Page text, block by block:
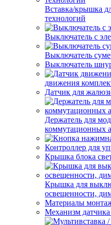
Вставка/крышка
технологий
Выключатель с
Выключатель
Выключатель
движения
Датчик для
Держатель для
коммутационных
Контроллер для
Крышка блока
Крышка для
освещенности,
Материалы
Механизм